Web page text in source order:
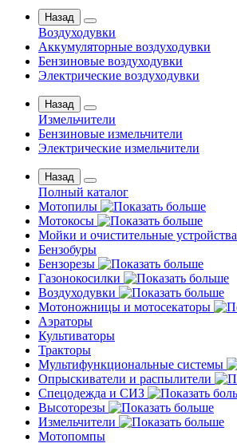
Назад
Воздуходувки
Аккумуляторные воздуходувки
Бензиновые воздуходувки
Электрические воздуходувки
Назад
Измельчители
Бензиновые измельчители
Электрические измельчители
Назад
Полный каталог
Мотопилы
Мотокосы
Мойки и очистительные устройства
Бензобуры
Бензорезы
Газонокосилки
Воздуходувки
Мотоножницы и мотосекаторы
Аэраторы
Культиваторы
Тракторы
Мультифункциональные системы
Опрыскиватели и распылители
Спецодежда и СИЗ
Высоторезы
Измельчители
Мотопомпы